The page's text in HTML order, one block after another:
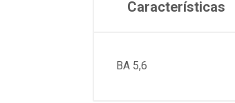
Características
BA 5,6